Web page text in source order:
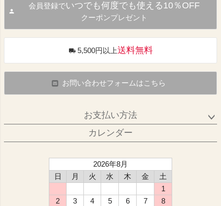
会員登録でいつでも何度でも使える10％OFF
クーポンプレゼント
5,500円以上送料無料
お問い合わせフォームはこちら
お支払い方法
カレンダー
2026年8月
日
月 火 水 木 金
土
1
2
3 4 5 6 7
8